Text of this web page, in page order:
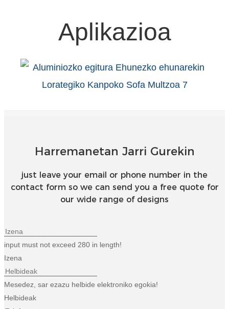
Aplikazioa
Harremanetan Jarri Gurekin
just leave your email or phone number in the
contact form so we can send you a free quote for
our wide range of designs
input must not exceed 280 in length!
Izena
Mesedez, sar ezazu helbide elektroniko egokia!
Helbideak